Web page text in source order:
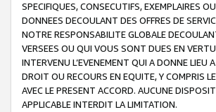
SPECIFIQUES, CONSECUTIFS, EXEMPLAIRES
DONNEES DECOULANT DES OFFRES DE
NOTRE RESPONSABILITE GLOBALE
VERSEES OU QUI VOUS SONT DUES EN
INTERVENU L’EVENEMENT QUI A DONNE LIEU
DROIT OU RECOURS EN EQUITE, Y COMPRIS
AVEC LE PRESENT ACCORD. AUCUNE
APPLICABLE INTERDIT LA LIMITATION.